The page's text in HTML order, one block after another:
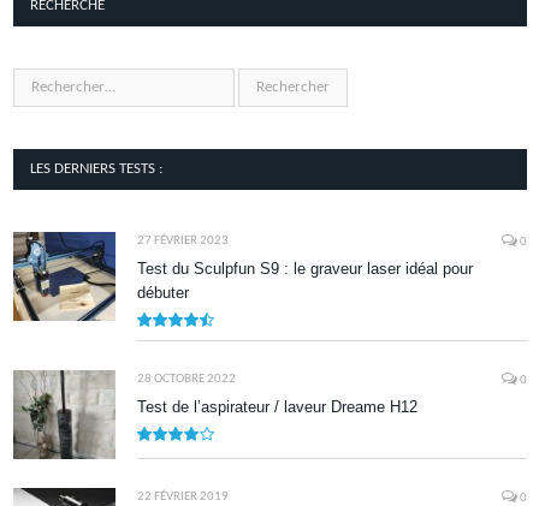
RECHERCHE
LES DERNIERS TESTS :
27 FÉVRIER 2023 0
Test du Sculpfun S9 : le graveur laser idéal pour
débuter
28 OCTOBRE 2022 0
Test de l’aspirateur / laveur Dreame H12
22 FÉVRIER 2019 0